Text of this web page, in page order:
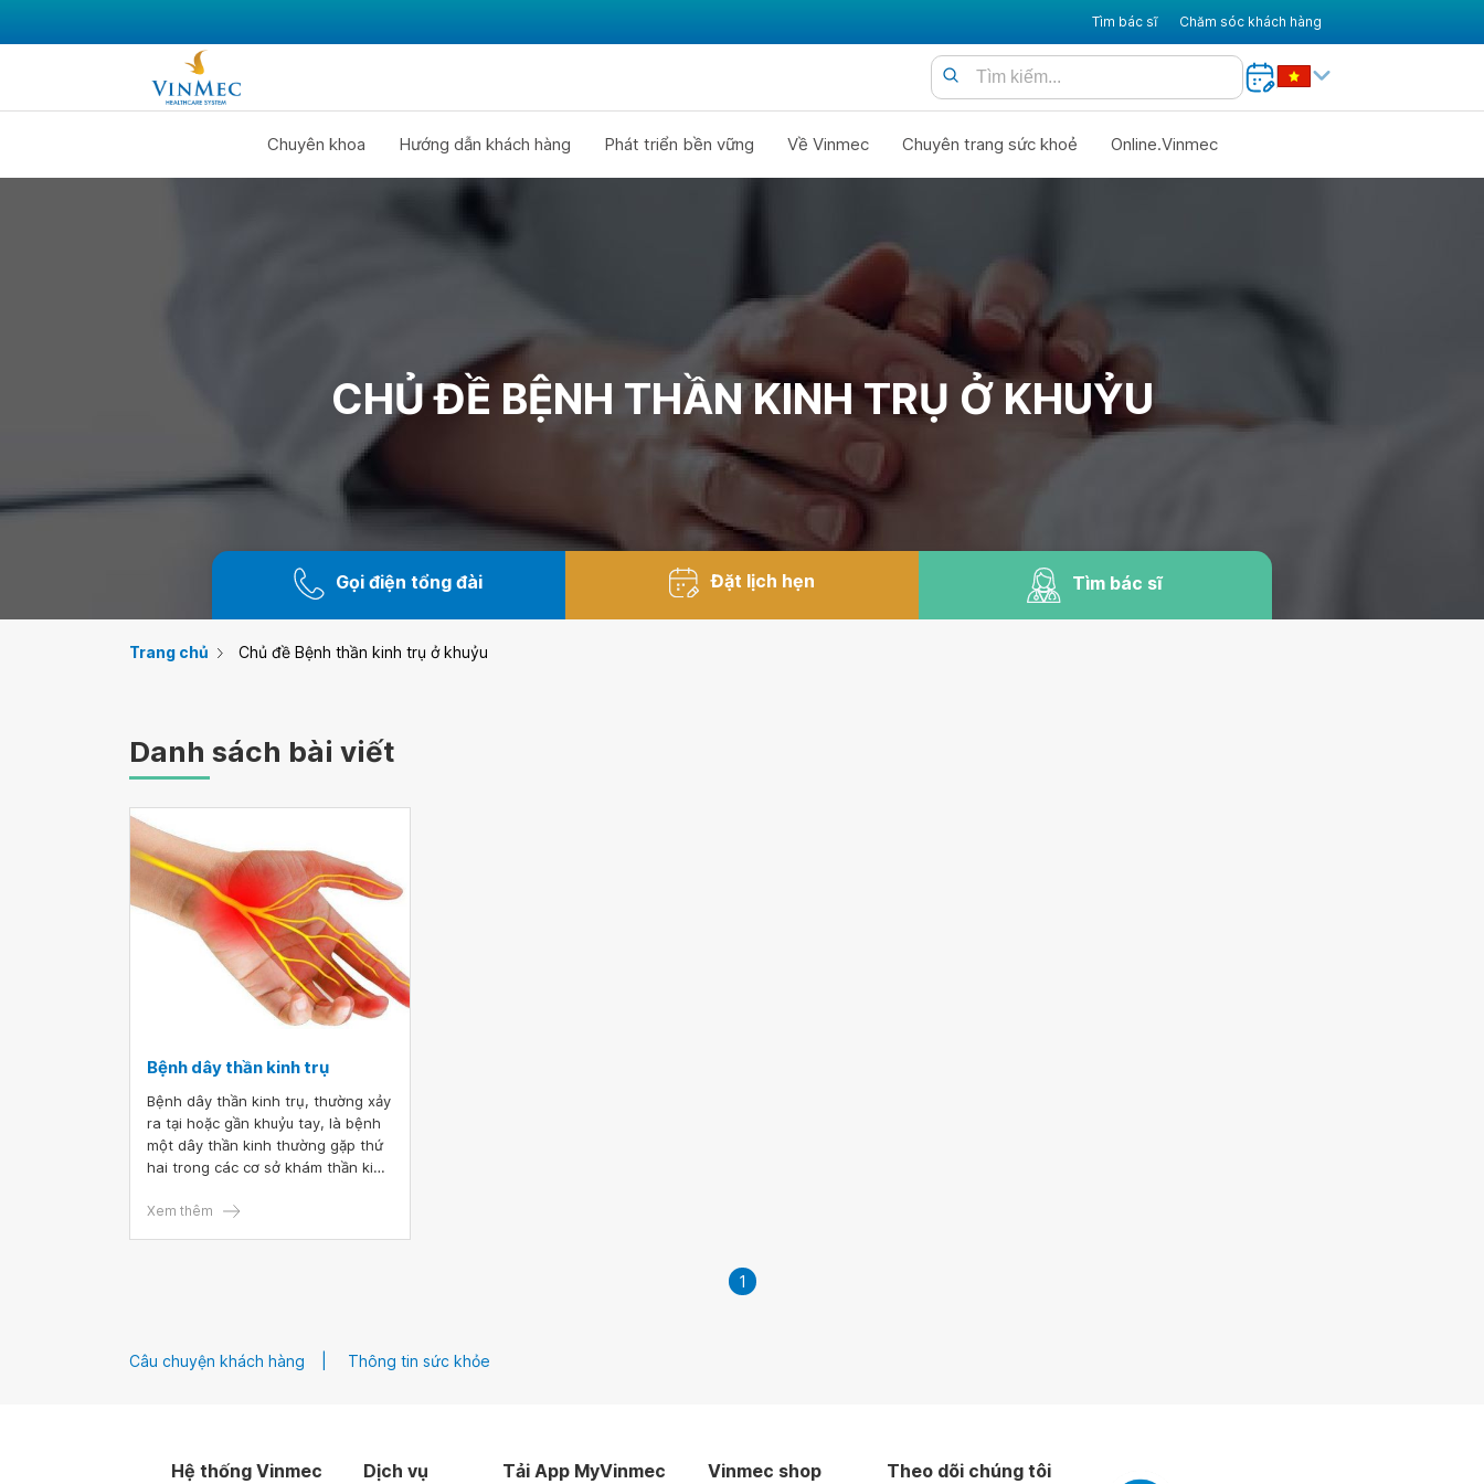
Tìm bác sĩ Chăm sóc khách hàng
Chuyên khoa Hướng dẫn khách hàng Phát triển bền vững Về Vinmec Chuyên trang sức khoẻ Online.Vinmec
CHỦ ĐỀ BỆNH THẦN KINH TRỤ Ở KHUỶU
Gọi điện tổng đài Đặt lịch hẹn Tìm bác sĩ
Trang chủ Chủ đề Bệnh thần kinh trụ ở khuỷu
Danh sách bài viết
Bệnh dây thần kinh trụ
Bệnh dây thần kinh trụ, thường xảy
ra tại hoặc gần khuỷu tay, là bệnh
một dây thần kinh thường gặp thứ
hai trong các cơ sở khám thần kinh
Xem thêm
1
Câu chuyện khách hàng Thông tin sức khỏe
Hệ thống Vinmec Dịch vụ Tải App MyVinmec Vinmec shop Theo dõi chúng tôi